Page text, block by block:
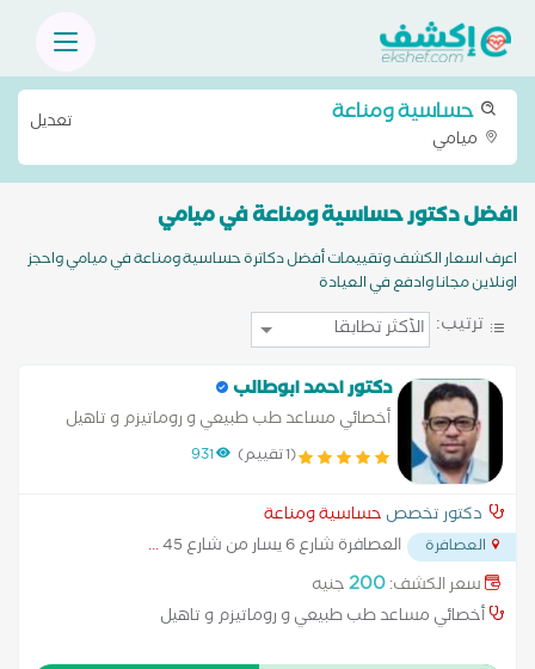
حساسية ومناعة
ميامي
تعديل
افضل دكتور حساسية ومناعة في ميامي
اعرف اسعار الكشف وتقييمات أفضل دكاترة حساسية ومناعة في ميامي واحجز
اونلاين مجانا وادفع في العيادة
ترتيب:
دكتور احمد ابوطالب
أخصائي مساعد طب طبيعي و روماتيزم و تاهيل
(1 تقييم) 931
دكتور تخصص حساسية ومناعة
العصافرة العصافرة شارع 6 يسار من شارع 45
...
سعر الكشف:200جنيه
أخصائي مساعد طب طبيعي و روماتيزم و تاهيل